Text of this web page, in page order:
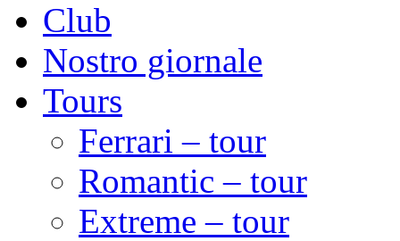
Club
Nostro giornale
Tours
Ferrari – tour
Romantic – tour
Extreme – tour